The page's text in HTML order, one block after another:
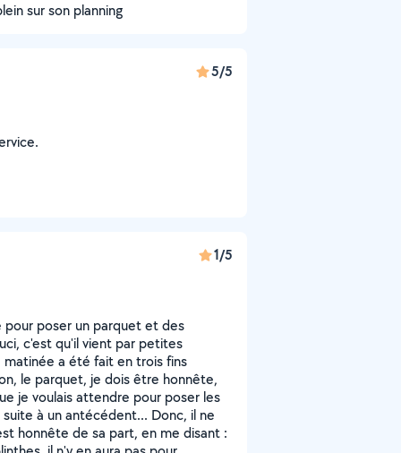
sur son planning
5/5
1/5
pour poser un parquet et des
c'est qu'il vient par petites
a été fait en trois fins
le parquet, je dois être honnête,
je voulais attendre pour poser les
à un antécédent... Donc, il ne
honnête de sa part, en me disant :